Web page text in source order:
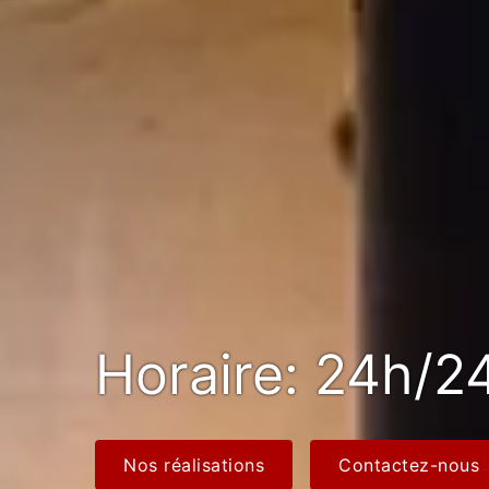
Horaire: 24h/
Nos réalisations Contactez-nous